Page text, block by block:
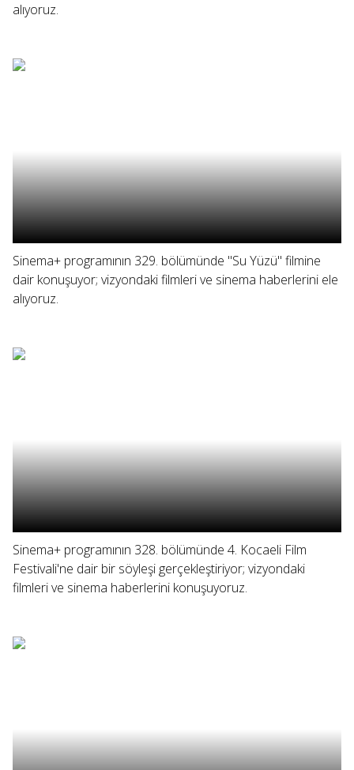
alıyoruz.
Sinema+ programının 329. bölümünde "Su Yüzü" filmine
dair konuşuyor; vizyondaki filmleri ve sinema haberlerini ele
alıyoruz.
Sinema+ programının 328. bölümünde 4. Kocaeli Film
Festivali'ne dair bir söyleşi gerçekleştiriyor; vizyondaki
filmleri ve sinema haberlerini konuşuyoruz.